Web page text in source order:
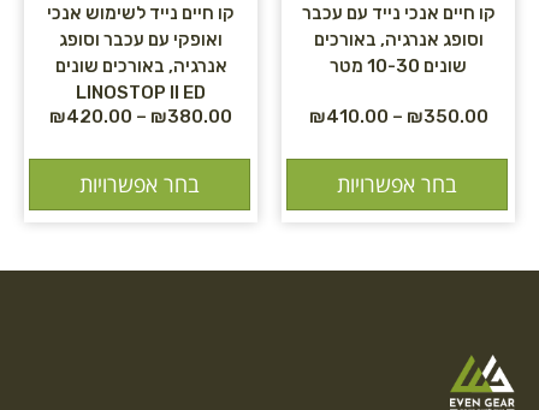
קו חיים אנכי נייד עם עכבר
וסופג אנרגיה, באורכים
שונים 10-30 מטר
₪350.00
–
₪410.00
בחר אפשרויות
קו חיים נייד לשימוש אנכי
ואופקי עם עכבר וסופג
אנרגיה, באורכים שונים
LINOSTOP II ED
₪380.00
–
₪420.00
בחר אפשרויות